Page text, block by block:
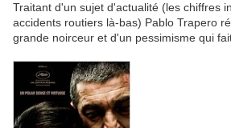
Traitant d'un sujet d'actualité (les chiffres
accidents routiers là-bas) Pablo Trapero
grande noirceur et d'un pessimisme qui